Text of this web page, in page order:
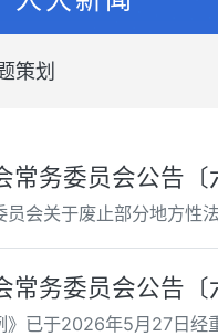
策划
常务委员会公告〔
会关于废止部分地方性
常务委员会公告
》已于2026年5月27日经